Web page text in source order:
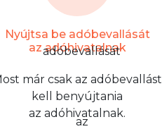
Nyújtsa be adóbevallását
az adóhivatalnak
már csak az adóbevallást
kell benyújtania
az adóhivatalnak.